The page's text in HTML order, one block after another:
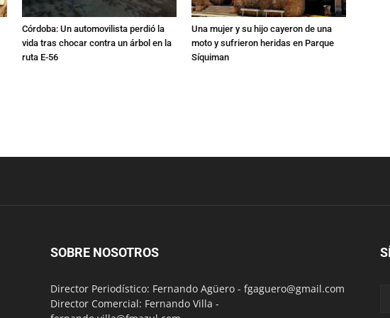
Córdoba: Un automovilista perdió la
vida tras chocar contra un árbol en la
ruta E-56
Una mujer y su hijo cayeron de una
moto y sufrieron heridas en Parque
Síquiman
SOBRE NOSOTROS
Director Periodístico: Fernando Agüero - fgaguero@gmail.com
Director Comercial: Fernando Villa -